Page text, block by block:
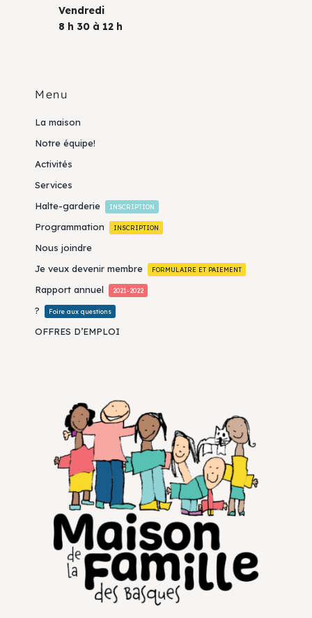
Vendredi
8 h 30 à 12 h
Menu
La maison
Notre équipe!
Activités
Services
Halte-garderie
INSCRIPTION
Programmation INSCRIPTION
Nous joindre
Je veux devenir membre
FORMULAIRE ET PAIEMENT
Rapport annuel 2021-2022
? Foire aux questions
OFFRES D’EMPLOI